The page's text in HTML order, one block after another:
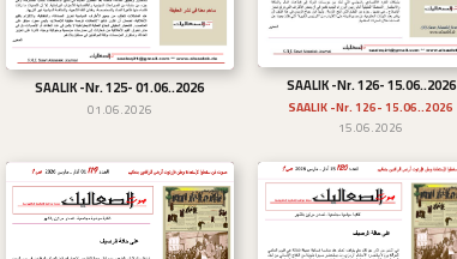
تحميل
SAALIK -Nr. 126- 15.06..2026
SAALIK -Nr. 126- 15.06..2026
15.06.2026
تحميل
SAALIK -Nr. 125- 01.06..2026
01.06.2026